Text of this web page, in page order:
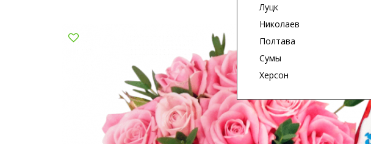
Луцк
Николаев
Полтава
Сумы
Херсон